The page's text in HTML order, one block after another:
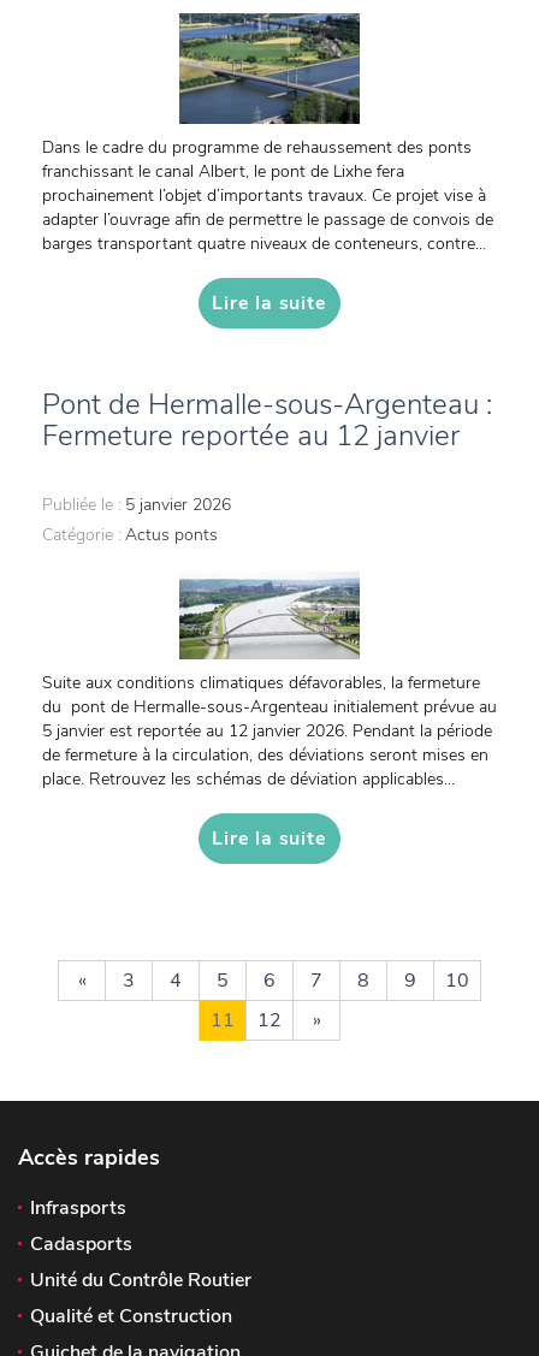
Dans le cadre du programme de rehaussement des ponts
franchissant le canal Albert, le pont de Lixhe fera
prochainement l’objet d’importants travaux. Ce projet vise à
adapter l’ouvrage afin de permettre le passage de convois de
barges transportant quatre niveaux de conteneurs, contre...
Lire la suite
Pont de Hermalle-sous-Argenteau :
Fermeture reportée au 12 janvier
Publiée le : 5 janvier 2026
Catégorie : Actus ponts
Suite aux conditions climatiques défavorables, la fermeture
du pont de Hermalle-sous-Argenteau initialement prévue au
5 janvier est reportée au 12 janvier 2026. Pendant la période
de fermeture à la circulation, des déviations seront mises en
place. Retrouvez les schémas de déviation applicables...
Lire la suite
« 3 4 5 6 7 8 9
10
11
12 »
Accès rapides
Infrasports
Cadasports
Unité du Contrôle Routier
Qualité et Construction